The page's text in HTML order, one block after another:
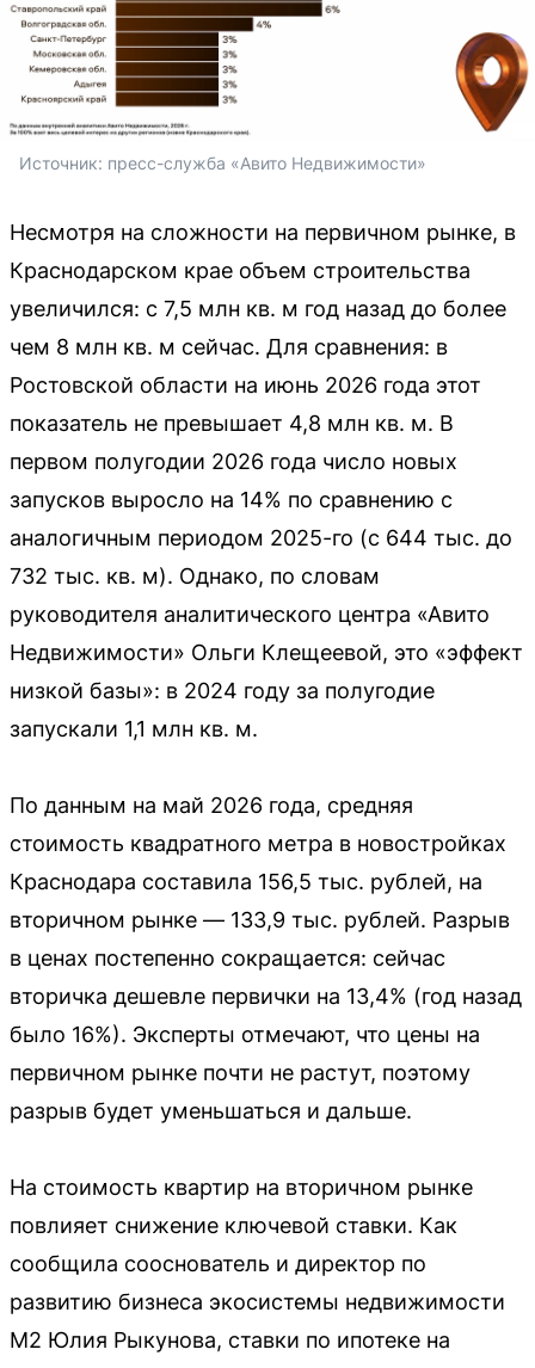
Источник: пресс-служба «Авито Недвижимости»
Несмотря на сложности на первичном рынке, в
Краснодарском крае объем строительства
увеличился: с 7,5 млн кв. м год назад до более
чем 8 млн кв. м сейчас. Для сравнения: в
Ростовской области на июнь 2026 года этот
показатель не превышает 4,8 млн кв. м. В
первом полугодии 2026 года число новых
запусков выросло на 14% по сравнению с
аналогичным периодом 2025-го (с 644 тыс. до
732 тыс. кв. м). Однако, по словам
руководителя аналитического центра «Авито
Недвижимости» Ольги Клещеевой, это «эффект
низкой базы»: в 2024 году за полугодие
запускали 1,1 млн кв. м.
По данным на май 2026 года, средняя
стоимость квадратного метра в новостройках
Краснодара составила 156,5 тыс. рублей, на
вторичном рынке — 133,9 тыс. рублей. Разрыв
в ценах постепенно сокращается: сейчас
вторичка дешевле первички на 13,4% (год назад
было 16%). Эксперты отмечают, что цены на
первичном рынке почти не растут, поэтому
разрыв будет уменьшаться и дальше.
На стоимость квартир на вторичном рынке
повлияет снижение ключевой ставки. Как
сообщила сооснователь и директор по
развитию бизнеса экосистемы недвижимости
М2 Юлия Рыкунова, ставки по ипотеке на